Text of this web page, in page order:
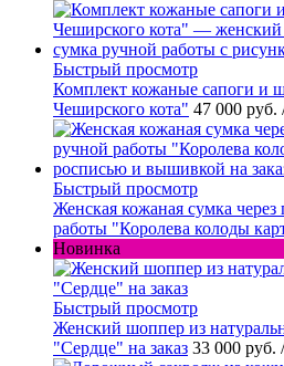
Быстрый просмотр
Комплект кожаные сапоги и
Чеширского кота" 47 000 руб.
Быстрый просмотр
Женская кожаная сумка
работы "Королева колоды
Новинка
Быстрый просмотр
Женский шоппер из
"Сердце" на заказ 33 000 руб.